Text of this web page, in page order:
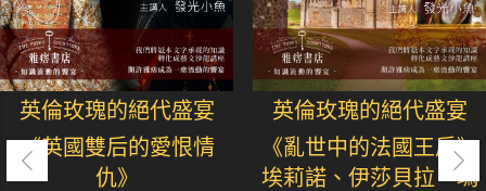
英倫玫瑰的絕代盛宴
《英國雙后的愛恨情
仇》
英倫玫瑰的絕代盛宴
《亂世中的法國王后》
埃莉諾、伊莎貝拉、瑪